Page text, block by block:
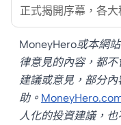
賽尾聲，淘汰賽即將
鑼，賽事進入最緊張
階段。今屆是史上首
由美國、加拿大及墨
哥三國合辦，規模亦
歷屆之最——參賽球
由32隊增至48隊，
正式揭開序幕，各大
技巨頭與熱門企業陸
派發今年首份成績表
市場資訊瞬間大爆炸
面對新聞滿天飛、過
頁的財務報表，不少
戶都感到眼花撩亂，
MoneyHero或本網
律意見的內容，都
建議或意見，部分
助。
人化的投資建議，